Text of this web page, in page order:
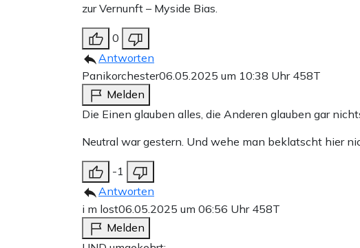
zur Vernunft – Myside Bias.
0
Antworten
Panikorchester06.05.2025 um 10:38 Uhr 458T
Melden
Die Einen glauben alles, die Anderen glauben gar
Neutral war gestern. Und wehe man beklatscht hier
-1
Antworten
i m lost06.05.2025 um 06:56 Uhr 458T
Melden